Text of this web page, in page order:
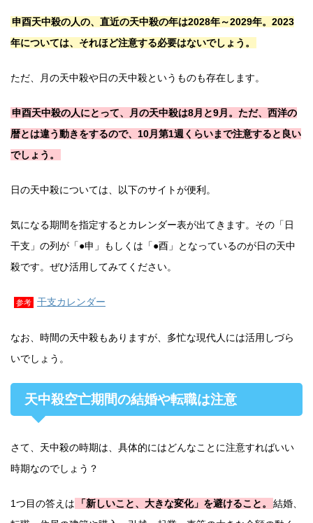
申酉天中殺の人の、直近の天中殺の年は2028年～2029年。2023
年については、それほど注意する必要はないでしょう。
ただ、月の天中殺や日の天中殺というものも存在します。
申酉天中殺の人にとって、月の天中殺は8月と9月。ただ、西洋の
暦とは違う動きをするので、10月第1週くらいまで注意すると良い
でしょう。
日の天中殺については、以下のサイトが便利。
気になる期間を指定するとカレンダー表が出てきます。その「日
干支」の列が「●申」もしくは「●酉」となっているのが日の天中
殺です。ぜひ活用してみてください。
参考 干支カレンダー
なお、時間の天中殺もありますが、多忙な現代人には活用しづら
いでしょう。
天中殺空亡期間の結婚や転職は注意
さて、天中殺の時期は、具体的にはどんなことに注意すればいい
時期なのでしょう？
1つ目の答えは 「新しいこと、大きな変化」を避けること。
結婚、